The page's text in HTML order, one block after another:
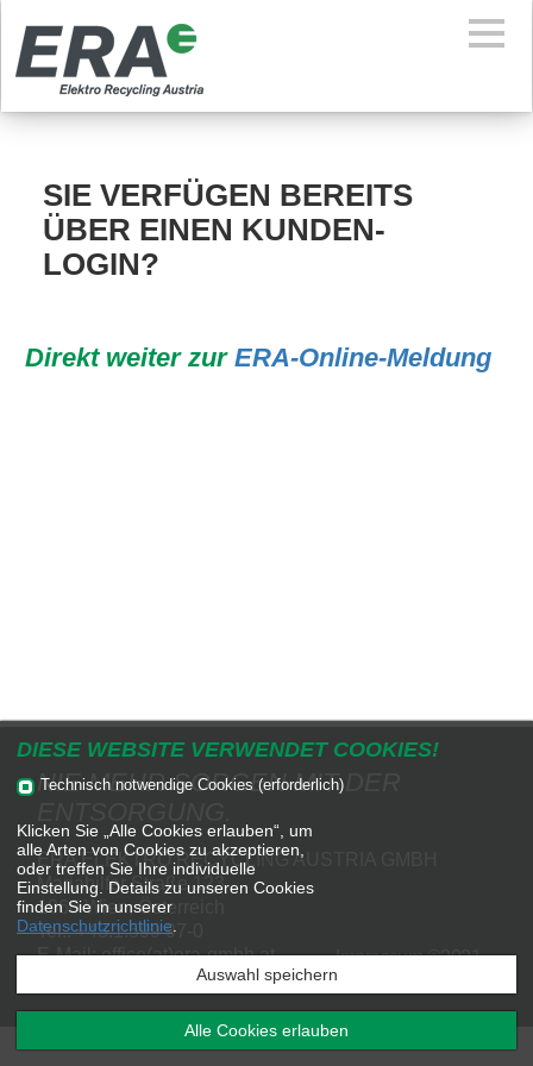
SIE VERFÜGEN BEREITS
ÜBER EINEN KUNDEN-
LOGIN?
Direkt weiter zur ERA-Online-Meldung
DIESE WEBSITE VERWENDET COOKIES!
Technisch notwendige Cookies (erforderlich)
Klicken Sie „Alle Cookies erlauben“, um
alle Arten von Cookies zu akzeptieren,
oder treffen Sie Ihre individuelle
Einstellung. Details zu unseren Cookies
finden Sie in unserer
Datenschutzrichtlinie
Auswahl speichern
Alle Cookies erlauben
NIE MEHR SORGEN MIT DER
ERA ELEKTRO RECYCLING AUSTRIA GMBH
Mariahilfer Straße 123
1060 Wien, Österreich
Tel.:+43.1.599 97-0
E-Mail:office(at)era-gmbh.at Impressum ©2021